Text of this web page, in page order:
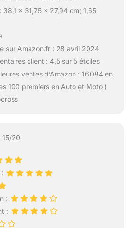
38,1 x 31,75 x 27,94 cm; 1,65
sur Amazon.fr : 28 avril 2024
client : 4,5 sur 5 étoiles
ventes d’Amazon : 16 084 en
100 premiers en Auto et Moto )
15/20
:
: